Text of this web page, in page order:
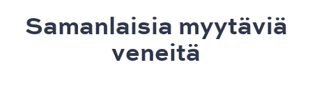
Samanlaisia ​​myytäviä
veneitä